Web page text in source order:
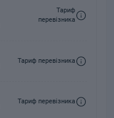
Тариф
перевізника
Тариф перевізника
Тариф перевізника